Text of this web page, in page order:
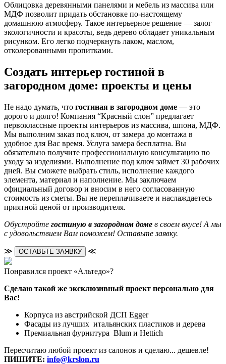
Облицовка деревянными панелями и мебель из массива или
МДФ позволит придать обстановке по-настоящему
домашнюю атмосферу. Такое интерьерное решение — залог
экологичности и красоты, ведь дерево обладает уникальным
рисунком. Его легко подчеркнуть лаком, маслом,
отколерованными пропитками.
Создать интерьер гостиной в
загородном доме: проекты и цены
Не надо думать, что гостиная в загородном доме — это
дорого и долго! Компания “Красный слон” предлагает
первоклассные проекты интерьеров из массива, шпона, МДФ.
Мы выполним заказ под ключ, от замера до монтажа в
удобное для Вас время. Услуга замера бесплатна. Вы
обязательно получите профессиональную консультацию по
уходу за изделиями. Выполнение под ключ займет 30 рабочих
дней. Вы сможете выбрать стиль, исполнение каждого
элемента, материал и наполнение. Мы заключаем
официальный договор и вносим в него согласованную
стоимость из сметы. Вы не переплачиваете и наслаждаетесь
приятной ценой от производителя.
Обустройте гостиную в загородном доме в своем вкусе! А мы
с удовольствием Вам поможем! Оставьте заявку.
≫ ОСТАВЬТЕ ЗАЯВКУ ≪
Понравился проект «Альтедо»?
Сделаю такой же эксклюзивный проект персонально для
Вас!
Корпуса из австрийской ДСП Egger
Фасады из лучших итальянских пластиков и дерева
Премиальная фурнитура Blum и Hettich
Пересчитаю любой проект из салонов и сделаю... дешевле!
ПИШИТЕ: info@krslon.ru